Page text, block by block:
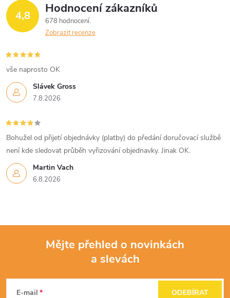
4,8 Hodnocení zákazníků
678 hodnocení
Zobrazit recenze
Slávek Gross
7.8.2026
vše naprosto OK
Martin Vach
6.8.2026
Bohužel od přijetí objednávky (platby) do předání doručovací službě
není kde sledovat průběh vyřizování objednavky. Jinak OK.
Mějte přehled o novinkách
a slevách
E-mail ODEBÍRAT